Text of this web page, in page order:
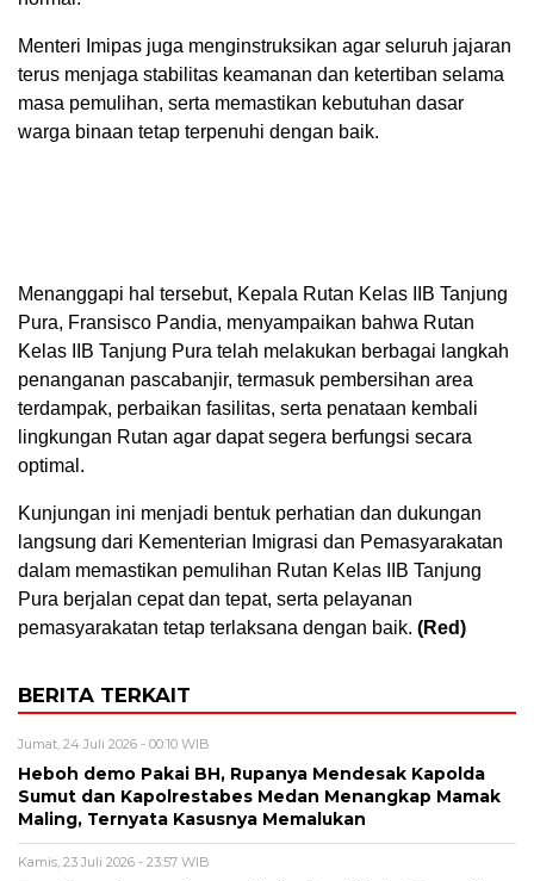
Menteri Imipas juga menginstruksikan agar seluruh jajaran
terus menjaga stabilitas keamanan dan ketertiban selama
masa pemulihan, serta memastikan kebutuhan dasar
warga binaan tetap terpenuhi dengan baik.
Menanggapi hal tersebut, Kepala Rutan Kelas IIB Tanjung
Pura, Fransisco Pandia, menyampaikan bahwa Rutan
Kelas IIB Tanjung Pura telah melakukan berbagai langkah
penanganan pascabanjir, termasuk pembersihan area
terdampak, perbaikan fasilitas, serta penataan kembali
lingkungan Rutan agar dapat segera berfungsi secara
optimal.
Kunjungan ini menjadi bentuk perhatian dan dukungan
langsung dari Kementerian Imigrasi dan Pemasyarakatan
dalam memastikan pemulihan Rutan Kelas IIB Tanjung
Pura berjalan cepat dan tepat, serta pelayanan
pemasyarakatan tetap terlaksana dengan baik. (Red)
BERITA TERKAIT
Jumat, 24 Juli 2026 - 00:10 WIB
Heboh demo Pakai BH, Rupanya Mendesak Kapolda
Sumut dan Kapolrestabes Medan Menangkap Mamak
Maling, Ternyata Kasusnya Memalukan
Kamis, 23 Juli 2026 - 23:57 WIB